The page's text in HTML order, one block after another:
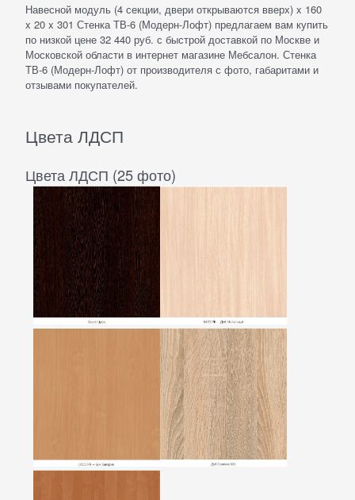
Навесной модуль (4 секции, двери открываются вверх) x 160
x 20 x 301 Стенка ТВ-6 (Модерн-Лофт) предлагаем вам купить
по низкой цене 32 440 руб. с быстрой доставкой по Москве и
Московской области в интернет магазине Мебсалон. Стенка
ТВ-6 (Модерн-Лофт) от производителя с фото, габаритами и
отзывами покупателей.
Цвета ЛДСП
Цвета ЛДСП (25 фото)